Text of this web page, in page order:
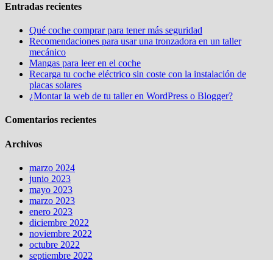
Entradas recientes
Qué coche comprar para tener más seguridad
Recomendaciones para usar una tronzadora en un taller
mecánico
Mangas para leer en el coche
Recarga tu coche eléctrico sin coste con la instalación de
placas solares
¿Montar la web de tu taller en WordPress o Blogger?
Comentarios recientes
Archivos
marzo 2024
junio 2023
mayo 2023
marzo 2023
enero 2023
diciembre 2022
noviembre 2022
octubre 2022
septiembre 2022